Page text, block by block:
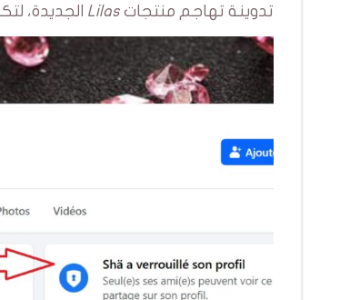
تدوينة تهاجم منتجات Lilas الجديدة،